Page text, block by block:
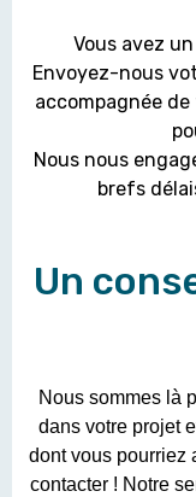
Vous avez
Envoyez-nous
accompagnée
Nous nous
brefs
Un
Nous sommes là
dans votre projet
dont vous pourriez
contacter ! Notre